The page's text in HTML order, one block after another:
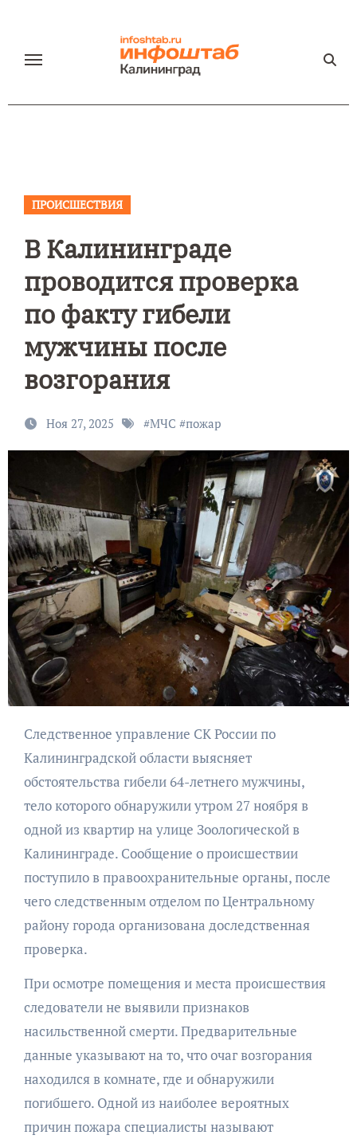
содержанию
ПРОИСШЕСТВИЯ
В Калининграде
проводится проверка
по факту гибели
мужчины после
возгорания
Ноя 27, 2025 #МЧС #пожар
Следственное управление СК России по
Калининградской области выясняет
обстоятельства гибели 64-летнего мужчины,
тело которого обнаружили утром 27 ноября в
одной из квартир на улице Зоологической в
Калининграде. Сообщение о происшествии
поступило в правоохранительные органы, после
чего следственным отделом по Центральному
району города организована доследственная
проверка.
При осмотре помещения и места происшествия
следователи не выявили признаков
насильственной смерти. Предварительные
данные указывают на то, что очаг возгорания
находился в комнате, где и обнаружили
погибшего. Одной из наиболее вероятных
причин пожара специалисты называют